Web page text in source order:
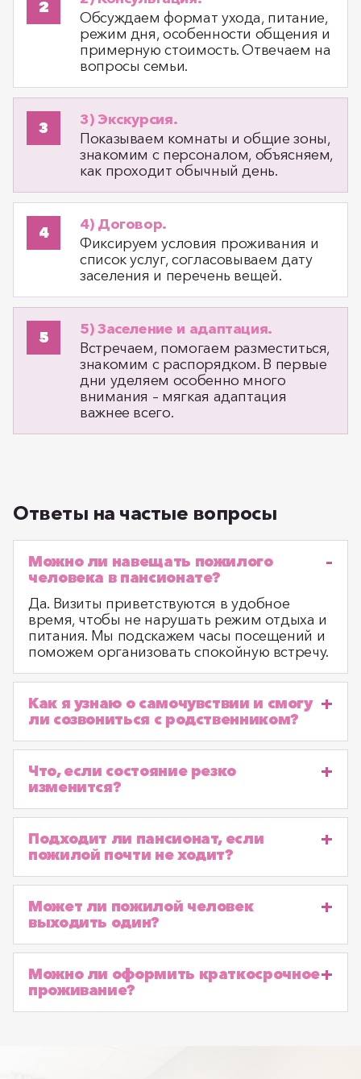
Обсуждаем формат ухода, питание,
режим дня, особенности общения и
примерную стоимость. Отвечаем на
вопросы семьи.
3) Экскурсия.
Показываем комнаты и общие зоны,
знакомим с персоналом, объясняем,
как проходит обычный день.
4) Договор.
Фиксируем условия проживания и
список услуг, согласовываем дату
заселения и перечень вещей.
5) Заселение и адаптация.
Встречаем, помогаем разместиться,
знакомим с распорядком. В первые
дни уделяем особенно много
внимания – мягкая адаптация
важнее всего.
Ответы на частые вопросы
Можно ли навещать пожилого
человека в пансионате?
Да. Визиты приветствуются в удобное
время, чтобы не нарушать режим отдыха и
питания. Мы подскажем часы посещений и
поможем организовать спокойную встречу.
Как я узнаю о самочувствии и смогу
ли созвониться с родственником?
Что, если состояние резко
изменится?
Подходит ли пансионат, если
пожилой почти не ходит?
Может ли пожилой человек
выходить один?
Можно ли оформить краткосрочное
проживание?